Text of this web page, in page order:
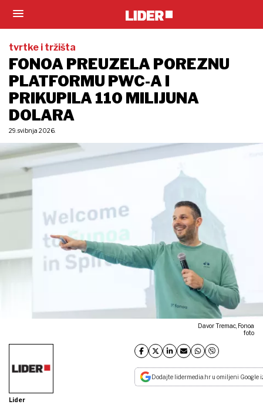
tvrtke i tržišta
FONOA PREUZELA POREZNU
PLATFORMU PWC-A I
PRIKUPILA 110 MILIJUNA
DOLARA
29. svibnja 2026.
Davor Tremac, Fonoa
foto
Lider
Dodajte lidermedia.hr u omiljeni Google